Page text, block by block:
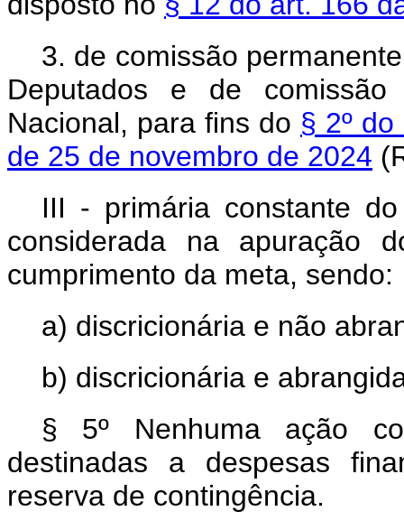
3. de comissão
Deputados e de
Nacional, para fins do § 2º
de 25 de novembro de 2024
III - primária constante
considerada na apuração
cumprimento da meta, sendo:
a) discricionária e não
b) discricionária e
§ 5º Nenhuma ação
destinadas a despesas
reserva de contingência.